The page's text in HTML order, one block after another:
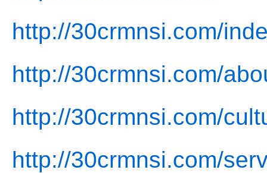
http://30crmnsi.com/
http://30crmnsi.com/
http://30crmnsi.com/
http://30crmnsi.com/